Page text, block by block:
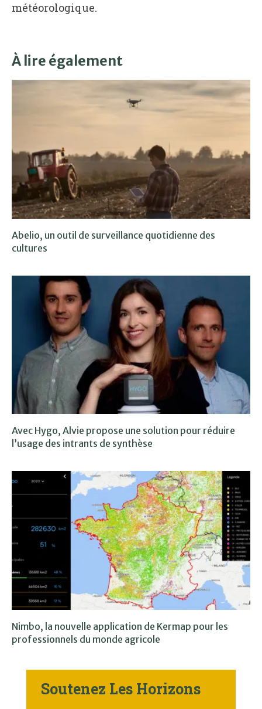
météorologique.
À lire également
Abelio, un outil de surveillance quotidienne des
cultures
Avec Hygo, Alvie propose une solution pour réduire
l’usage des intrants de synthèse
Nimbo, la nouvelle application de Kermap pour les
professionnels du monde agricole
Soutenez Les Horizons